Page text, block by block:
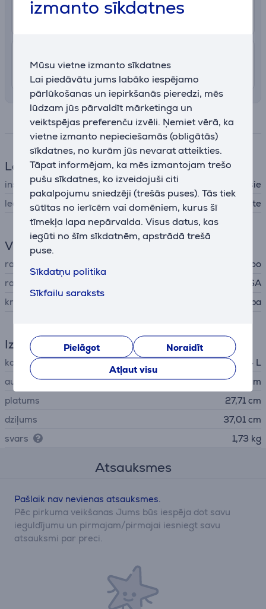
izmanto sīkdatnes
Mūsu vietne izmanto sīkdatnes
Lai piedāvātu jums labāko iespējamo
pārlūkošanas un iepirkšanās pieredzi, mēs
lūdzam jūs pārvaldīt mārketinga un
veiktspējas preferenču izvēli. Ņemiet vērā, ka
vietne izmanto nepieciešamās (obligātās)
sīkdatnes, no kurām jūs nevarat atteikties.
Tāpat informējam, ka mēs izmantojam trešo
pušu sīkdatnes, ko izveidojuši citi
pakalpojumu sniedzēji (trešās puses). Tās tiek
sūtītas no ierīcēm vai domēniem, kurus šī
tīmekļa lapa nepārvalda. Visus datus, kas
iegūti no šīm sīkdatnēm, apstrādā trešā
puse.
Sīkdatņu politika
Sīkfailu saraksts
Pielāgot
Noraidīt
Atļaut visu
10. - 13. augusts
Specifikācija
Ledusskapis
instalācijas veids
brīvi stāvošie
ledusskapja veids
Aukstuma kaste
Vispārējais parametrs
ražotājs
Igloo
ražots
USA
krāsa
melna, sudraba
Izmēri
kopējā ietilpība
14 L
augstums
35,31 cm
platums
27,71 cm
dziļums
37,01 cm
svars
1,73 kg
Atsauksmes
Pašlaik nav nevienas atsauksmes.
Pēc pirkuma veikšanas Jums būs iespēja dot savu
ieguldījumu un pirmajam/pirmajai iesniegt savu
atsauksmi par preci.